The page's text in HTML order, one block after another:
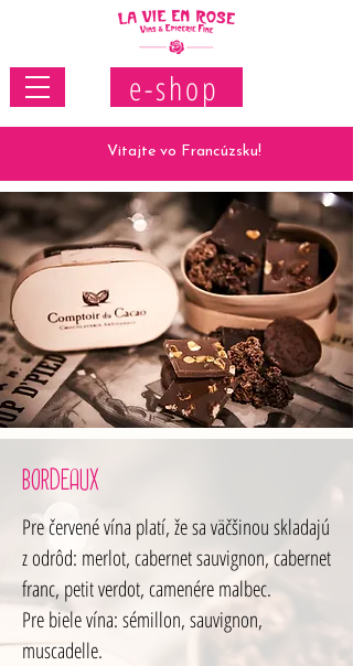
Vitajte vo Francúzsku!
e-shop
BORDEAUX
Pre červené vína platí, že sa väčšinou skladajú
z odrôd: merlot, cabernet sauvignon, cabernet
franc, petit verdot, camenére malbec.
Pre biele vína: sémillon, sauvignon,
muscadelle.